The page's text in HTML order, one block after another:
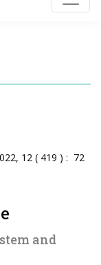
12 ( 419 ) : 72
and